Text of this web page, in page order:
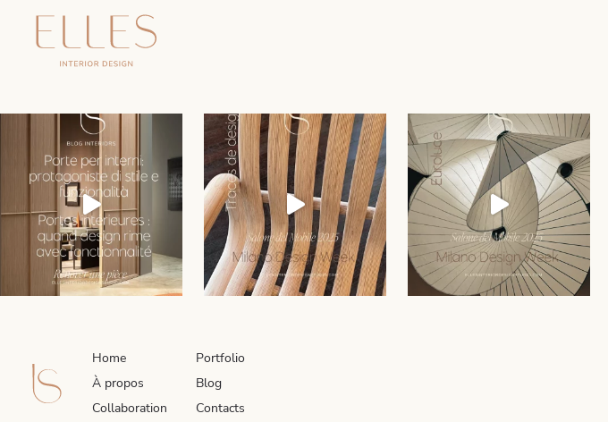
Home
À propos
Collaboration
Portfolio
Blog
Contacts